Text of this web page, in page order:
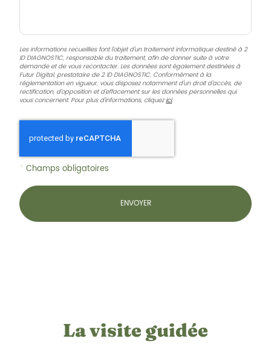
Les informations recueillies font l’objet d’un traitement informatique destiné à2
ID DIAGNOSTIC, responsable du traitement, afin de donner suite à votre
demande et de vous recontacter. Les données sont également destinées à
Futur Digital, prestataire de 2 ID DIAGNOSTIC. Conformément à la
réglementation en vigueur, vous disposez notamment d'un droit d'accès, de
rectification, d'opposition et d'effacement sur les données personnelles qui
vous concernent. Pour plus d’informations, cliquezici.
*Champs obligatoires
La visite guidée